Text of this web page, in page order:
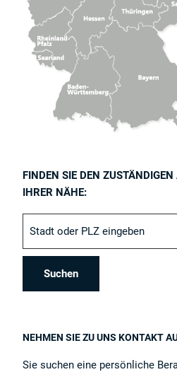
FINDEN SIE DEN
IHRER NÄHE:
NEHMEN SIE ZU UNS KONTAKT
Sie suchen eine persönliche